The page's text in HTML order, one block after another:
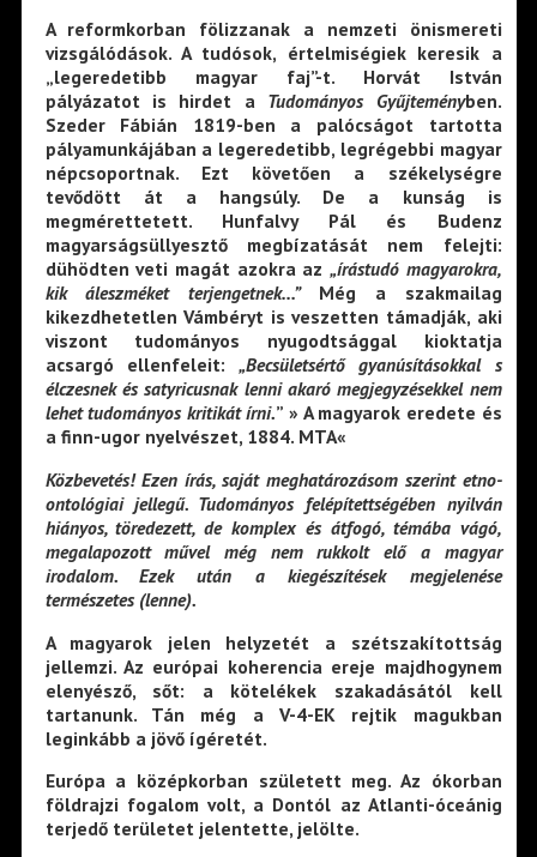
A reformkorban fölizzanak a nemzeti önismereti
vizsgálódások. A tudósok, értelmiségiek keresik a
„legeredetibb magyar faj”-t. Horvát István
pályázatot is hirdet a Tudományos Gyűjteményben.
Szeder Fábián 1819-ben a palócságot tartotta
pályamunkájában a legeredetibb, legrégebbi magyar
népcsoportnak. Ezt követően a székelységre
tevődött át a hangsúly. De a kunság is
megmérettetett. Hunfalvy Pál és Budenz
magyarságsüllyesztő megbízatását nem felejti:
dühödten veti magát azokra az„írástudó magyarokra,
kik
áleszméket terjengetnek…”Még a szakmailag
kikezdhetetlen Vámbéryt is veszetten támadják, aki
viszont tudományos nyugodtsággal kioktatja
acsargó ellenfeleit:„Becsületsértő gyanúsításokkal s
élczesnek és satyricusnak lenni akaró megjegyzésekkel nem
lehet tudományos kritikát írni.” » A magyarok eredete és
a finn-ugor nyelvészet, 1884. MTA«
Közbevetés! Ezen írás, saját meghatározásom szerint etno-
ontológiai jellegű. Tudományos felépítettségében nyilván
hiányos, töredezett, de komplex és átfogó, témába vágó,
megalapozott művel még nem rukkolt elő a magyar
irodalom. Ezek után a kiegészítések megjelenése
természetes (lenne).
A magyarok jelen helyzetét a szétszakítottság
jellemzi. Az európai koherencia ereje majdhogynem
elenyésző, sőt: a kötelékek szakadásától kell
tartanunk. Tán még a V-4-EK rejtik magukban
leginkább a jövő ígéretét.
Európa a középkorban született meg. Az ókorban
földrajzi fogalom volt, a Dontól az Atlanti-óceánig
terjedő területet jelentette, jelölte.